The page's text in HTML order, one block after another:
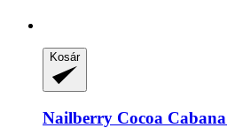
Kosár
Nailberry Cocoa